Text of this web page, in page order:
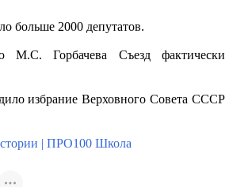
больше 2000 депутатов.
Горбачева Съезд фактически
избрание Верховного Совета СССР
| ПРО100 Школа